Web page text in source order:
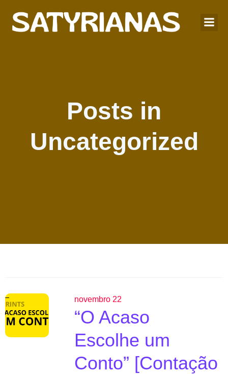
Posts in
Uncategorized
novembro 22
“O Acaso
Escolhe um
Conto” [Contação